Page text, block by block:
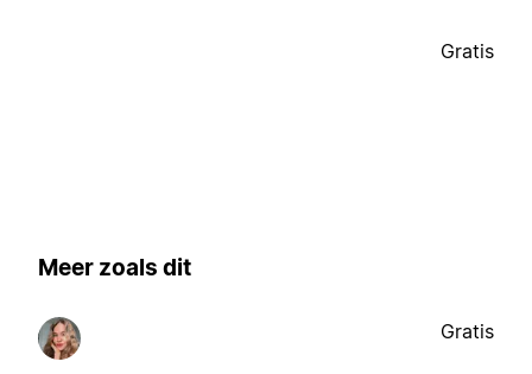
Gratis
Meer zoals dit
Gratis